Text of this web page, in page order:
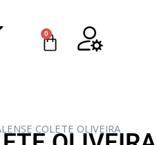
0
COLETE OLIVEIRA